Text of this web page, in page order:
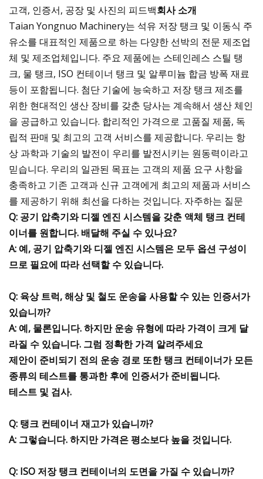
고객, 인증서, 공장 및 사진의 피드백회사 소개
Taian Yongnuo Machinery는 석유 저장 탱크 및 이동식 주
유소를 대표적인 제품으로 하는 다양한 선박의 전문 제조업
체 및 제조업체입니다. 주요 제품에는 스테인레스 스틸 탱
크, 물 탱크, ISO 컨테이너 탱크 및 알루미늄 합금 방폭 재료
등이 포함됩니다. 첨단 기술에 능숙하고 저장 탱크 제조를
위한 현대적인 생산 장비를 갖춘 당사는 계속해서 생산 체인
을 공급하고 있습니다. 합리적인 가격으로 고품질 제품, 독
립적 판매 및 최고의 고객 서비스를 제공합니다. 우리는 항
상 과학과 기술의 발전이 우리를 발전시키는 원동력이라고
믿습니다. 우리의 일관된 목표는 고객의 제품 요구 사항을
충족하고 기존 고객과 신규 고객에게 최고의 제품과 서비스
를 제공하기 위해 최선을 다하는 것입니다. 자주하는 질문
Q: 공기 압축기와 디젤 엔진 시스템을 갖춘 액체 탱크 컨테
이너를 원합니다. 배달해 주실 수 있나요?
A: 예, 공기 압축기와 디젤 엔진 시스템은 모두 옵션 구성이
므로 필요에 따라 선택할 수 있습니다.
Q: 육상 트럭, 해상 및 철도 운송을 사용할 수 있는 인증서가
있습니까?
A: 예, 물론입니다. 하지만 운송 유형에 따라 가격이 크게 달
라질 수 있습니다. 그럼 정확한 가격 알려주세요
제안이 준비되기 전의 운송 경로 또한 탱크 컨테이너가 모든
종류의 테스트를 통과한 후에 인증서가 준비됩니다.
테스트 및 검사.
Q: 탱크 컨테이너 재고가 있습니까?
A: 그렇습니다. 하지만 가격은 평소보다 높을 것입니다.
Q: ISO 저장 탱크 컨테이너의 도면을 가질 수 있습니까?